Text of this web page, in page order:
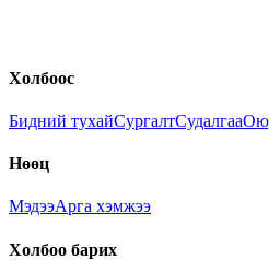
Холбоос
Бидний тухайСургалтСудалгаа
Нөөц
МэдээАрга хэмжээ
Холбоо барих